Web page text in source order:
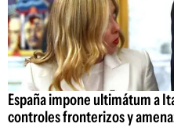
España impone ultimátum a
controles fronterizos y